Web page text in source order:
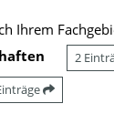
Ihrem
2